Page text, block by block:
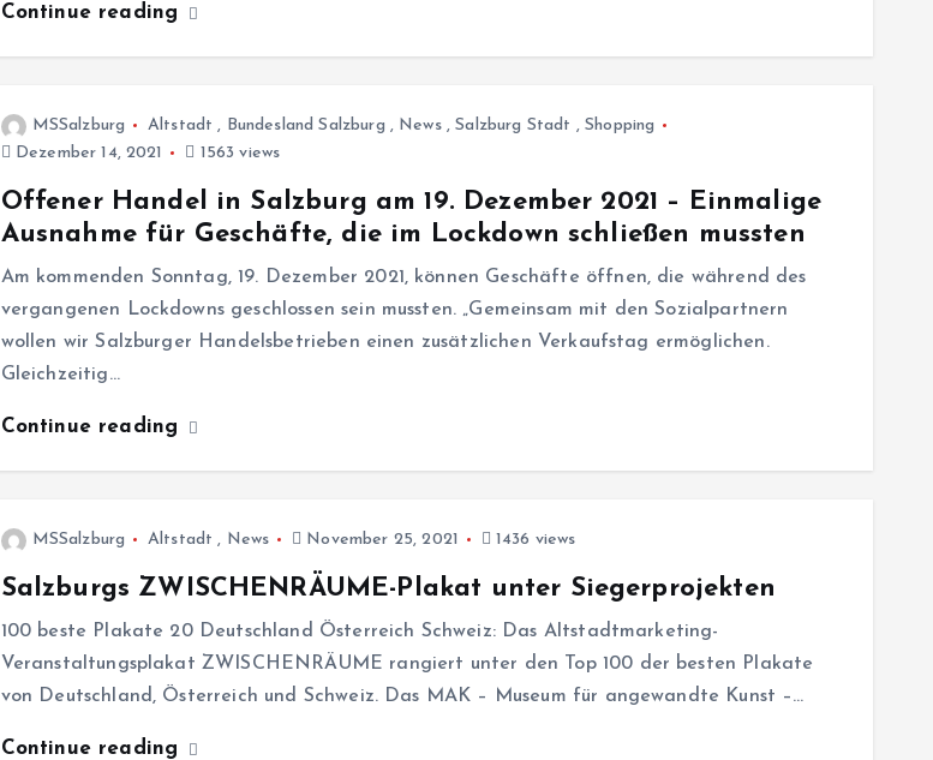
Continue reading
MSSalzburg Altstadt , Bundesland Salzburg , News,Salzburg Stadt ,Shopping
Dezember 14, 2021
1563 views
Offener Handel in Salzburg am 19. Dezember 2021 – Einmalige
Ausnahme für Geschäfte, die im Lockdown schließen mussten
Am kommenden Sonntag, 19. Dezember 2021, können Geschäfte öffnen, die während des
vergangenen Lockdowns geschlossen sein mussten. „Gemeinsam mit den Sozialpartnern
wollen wir Salzburger Handelsbetrieben einen zusätzlichen Verkaufstag ermöglichen.
Gleichzeitig…
Continue reading
MSSalzburg Altstadt , News November 25, 2021 1436 views
Salzburgs ZWISCHENRÄUME-Plakat unter Siegerprojekten
100 beste Plakate 20 Deutschland Österreich Schweiz: Das Altstadtmarketing-
Veranstaltungsplakat ZWISCHENRÄUME rangiert unter den Top 100 der besten Plakate
von Deutschland, Österreich und Schweiz. Das MAK – Museum für angewandte Kunst –…
Continue reading